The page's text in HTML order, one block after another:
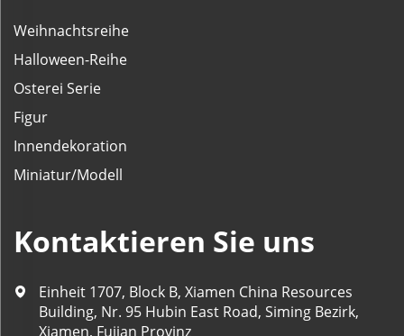
Weihnachtsreihe
Halloween-Reihe
Osterei Serie
Figur
Innendekoration
Miniatur/Modell
Kontaktieren Sie uns
Einheit 1707, Block B, Xiamen China Resources
Building, Nr. 95 Hubin East Road, Siming Bezirk,
Xiamen, Fujian Provinz